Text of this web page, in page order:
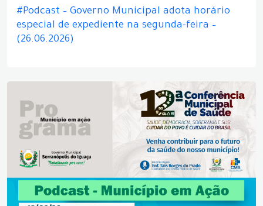
#Podcast – Governo Municipal adota horário
especial de expediente na segunda-feira –
(26.06.2026)